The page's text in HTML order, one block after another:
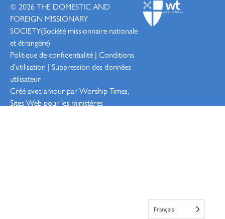
© 2026THE DOMESTIC AND
FOREIGN MISSIONARY
SOCIETY(Société missionnaire nationale
et étrangère)
Politique de confidentialité | Conditions
d'utilisation | Suppression des données
utilisateur
Créé avec amour par WorshipTimes,
Sites Web pour les ministères
Français